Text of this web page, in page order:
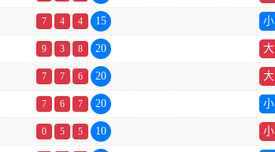
7 4 4 15 小
9 3 8 20 大
7 7 6 20 大
7 6 7 20 小
0 5 5 10 小